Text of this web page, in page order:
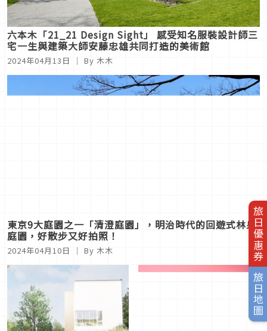
旅日優惠券
旅日地圖
六本木「21_21 Design Sight」 感受知名服裝設計師三
宅一生與建築大師安藤忠雄共同打造的美術館
2024年04月13日 ｜ By 木木
東京9大庭園之一「清澄庭園」，明治時代的回遊式林泉
庭園，好散步又好拍照！
2024年04月10日 ｜ By 木木